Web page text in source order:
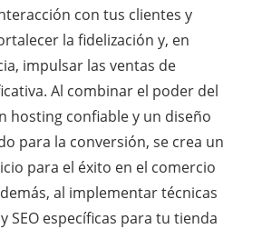
con tus clientes y
la fidelización y, en
impulsar las ventas de
Al combinar el poder del
hosting confiable y un diseño
para la conversión, se crea un
para el éxito en el comercio
al implementar técnicas
SEO específicas para tu tienda